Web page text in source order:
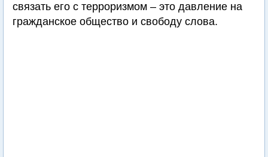
связать его с терроризмом – это давление на
гражданское общество и свободу слова.